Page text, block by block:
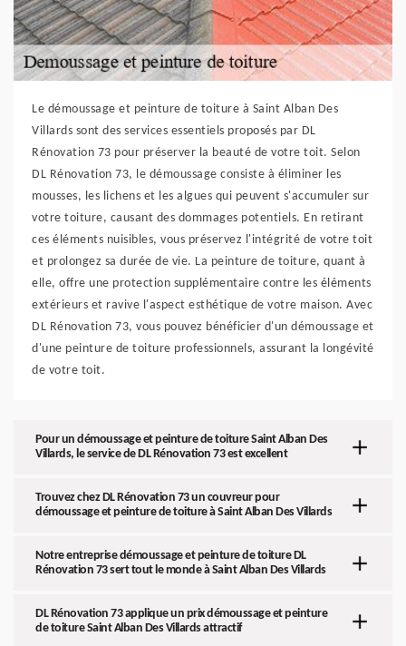
Le démoussage et peinture de toiture à Saint Alban Des
Villards sont des services essentiels proposés par DL
Rénovation 73 pour préserver la beauté de votre toit. Selon
DL Rénovation 73, le démoussage consiste à éliminer les
mousses, les lichens et les algues qui peuvent s'accumuler sur
votre toiture, causant des dommages potentiels. En retirant
ces éléments nuisibles, vous préservez l'intégrité de votre toit
et prolongez sa durée de vie. La peinture de toiture, quant à
elle, offre une protection supplémentaire contre les éléments
extérieurs et ravive l'aspect esthétique de votre maison. Avec
DL Rénovation 73, vous pouvez bénéficier d'un démoussage et
d'une peinture de toiture professionnels, assurant la longévité
de votre toit.
Pour un démoussage et peinture de toiture Saint Alban Des
Villards, le service de DL Rénovation 73 est excellent
Trouvez chez DL Rénovation 73 un couvreur pour
démoussage et peinture de toiture à Saint Alban Des Villards
Notre entreprise démoussage et peinture de toiture DL
Rénovation 73 sert tout le monde à Saint Alban Des Villards
DL Rénovation 73 applique un prix démoussage et peinture
de toiture Saint Alban Des Villards attractif